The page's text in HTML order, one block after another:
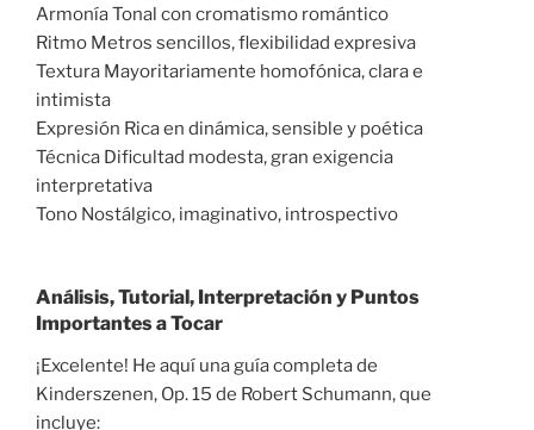
Armonía Tonal con cromatismo romántico
Ritmo Metros sencillos, flexibilidad expresiva
Textura Mayoritariamente homofónica, clara e
intimista
Expresión Rica en dinámica, sensible y poética
Técnica Dificultad modesta, gran exigencia
interpretativa
Tono Nostálgico, imaginativo, introspectivo
Análisis, Tutorial, Interpretación y Puntos
Importantes a Tocar
¡Excelente! He aquí una guía completa de
Kinderszenen, Op. 15 de Robert Schumann, que
incluye: